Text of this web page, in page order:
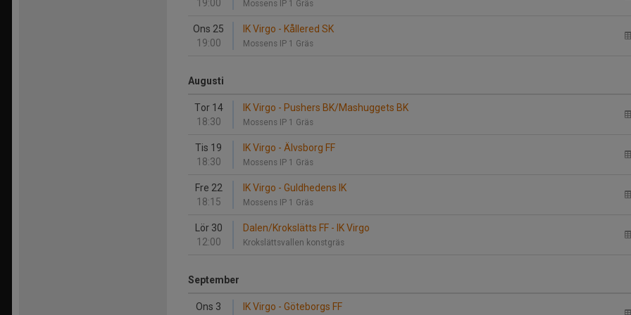
19:00
Mossens IP 1 Gräs
Ons 25
19:00
IK Virgo - Kållered SK
Mossens IP 1 Gräs
Augusti
Tor 14
18:30
IK Virgo - Pushers BK/Mashuggets BK
Mossens IP 1 Gräs
Tis 19
18:30
IK Virgo - Älvsborg FF
Mossens IP 1 Gräs
Fre 22
18:15
IK Virgo - Guldhedens IK
Mossens IP 1 Gräs
Lör 30
12:00
Dalen/Krokslätts FF - IK Virgo
Krokslättsvallen konstgräs
September
Ons 3
IK Virgo - Göteborgs FF